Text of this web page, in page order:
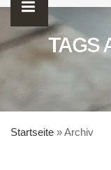
TAGS
Startseite »Archiv